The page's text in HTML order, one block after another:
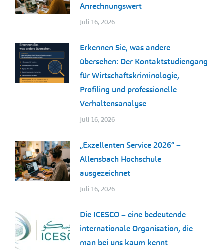
Anrechnungswert
Juli 16, 2026
Erkennen Sie, was andere
übersehen: Der Kontaktstudiengang
für Wirtschaftskriminologie,
Profiling und professionelle
Verhaltensanalyse
Juli 16, 2026
„Exzellenten Service 2026“ –
Allensbach Hochschule
ausgezeichnet
Juli 16, 2026
Die ICESCO – eine bedeutende
internationale Organisation, die
man bei uns kaum kennt